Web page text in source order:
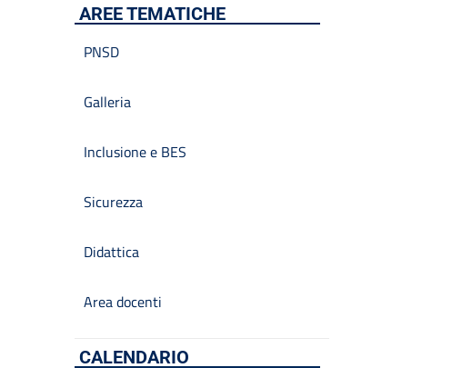
AREE TEMATICHE
PNSD
Galleria
Inclusione e BES
Sicurezza
Didattica
Area docenti
CALENDARIO